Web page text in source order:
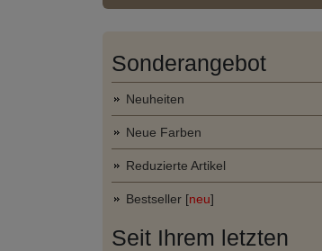
Sonderangebot
Neuheiten
Neue Farben
Reduzierte Artikel
Bestseller [neu]
Seit Ihrem letzten